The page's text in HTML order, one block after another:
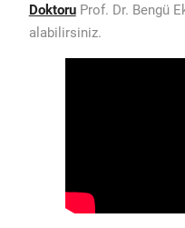
DoktoruProf. Dr. Bengü
alabilirsiniz.